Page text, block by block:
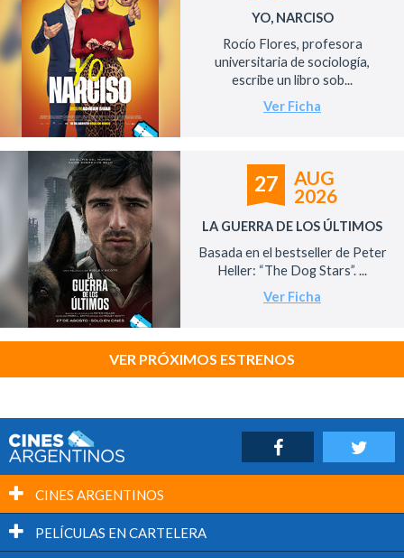
YO, NARCISO
Rocío Flores, profesora
universitaria de sociología,
escribe un libro sob...
Ver Ficha
27
AUG
2026
LA GUERRA DE LOS ÚLTIMOS
Basada en el bestseller de Peter
Heller: “The Dog Stars”. ...
Ver Ficha
VER PRÓXIMOS ESTRENOS
CINES ARGENTINOS
PELÍCULAS EN CARTELERA